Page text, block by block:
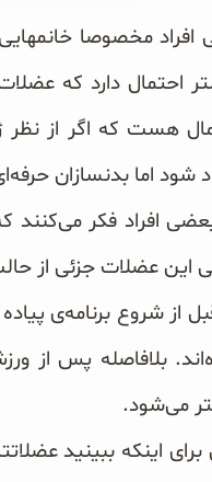
افراد مخصوصا
احتمال دارد که
هست که اگر از نظر
شود اما بدنسازان
افراد فکر می‌کنند
این عضلات جزئی از
از شروع برنامه‌ی
بلافاصله پس از
می‌شود.
اینکه ببینید